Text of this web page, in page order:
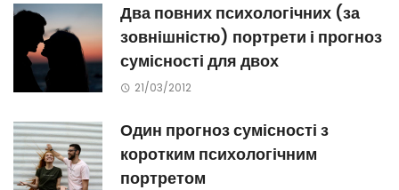
Два повних психологічних (за
зовнішністю) портрети і прогноз
сумісності для двох
21/03/2012
Один прогноз сумісності з
коротким психологічним
портретом